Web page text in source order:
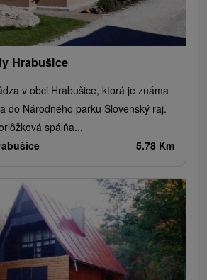
Hrabušice
v obci Hrabušice, ktorá je známa
do Národného parku Slovenský raj.
spálňa...
5.78 Km